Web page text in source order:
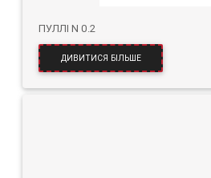
ПУЛЛІ N 0.2
ДИВИТИСЯ БІЛЬШЕ